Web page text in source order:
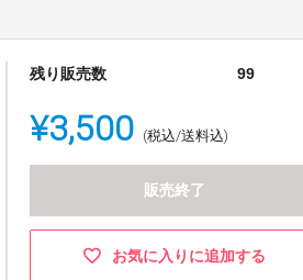
残り販売数 99
¥3,500 (税込/送料込)
販売終了
お気に入りに追加する